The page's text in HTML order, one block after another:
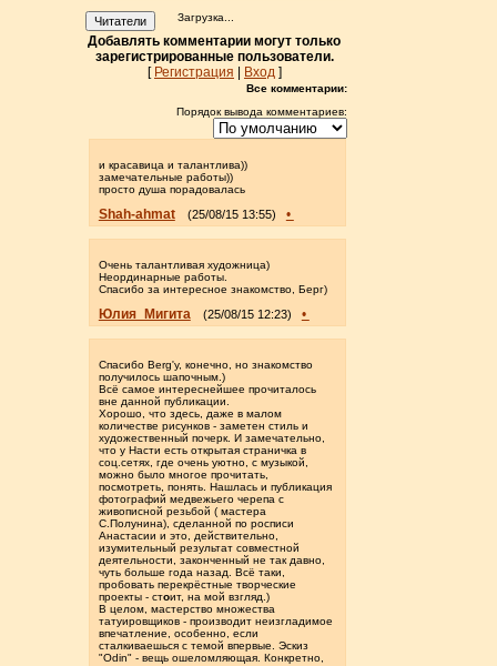
Читатели Загрузка...
Добавлять комментарии могут только
зарегистрированные пользователи.
[ Регистрация Вход]
Все комментарии:
Порядок вывода комментариев:
и красавица и талантлива))
замечательные работы))
просто душа порадовалась
Shah-ahmat (25/08/15 13:55) •
Очень талантливая художница)
Неординарные работы.
Спасибо за интересное знакомство, Берг)
Юлия_Мигита (25/08/15 12:23) •
Спасибо Berg'у, конечно, но знакомство
получилось шапочным.)
Всё самое интереснейшее прочиталось
вне данной публикации.
Хорошо, что здесь, даже в малом
количестве рисунков - заметен стиль и
художественный почерк. И замечательно,
что у Насти есть открытая страничка в
соц.сетях, где очень уютно, с музыкой,
можно было многое прочитать,
посмотреть, понять. Нашлась и публикация
фотографий медвежьего черепа с
живописной резьбой ( мастера
С.Полунина), сделанной по росписи
Анастасии и это, действительно,
изумительный результат совместной
деятельности, законченный не так давно,
чуть больше года назад. Всё таки,
пробовать перекрёстные творческие
проекты - стоит, на мой взгляд.)
В целом, мастерство множества
татуировщиков - производит неизгладимое
впечатление, особенно, если
сталкиваешься с темой впервые. Эскиз
"Odin" - вещь ошеломляющая. Конкретно,